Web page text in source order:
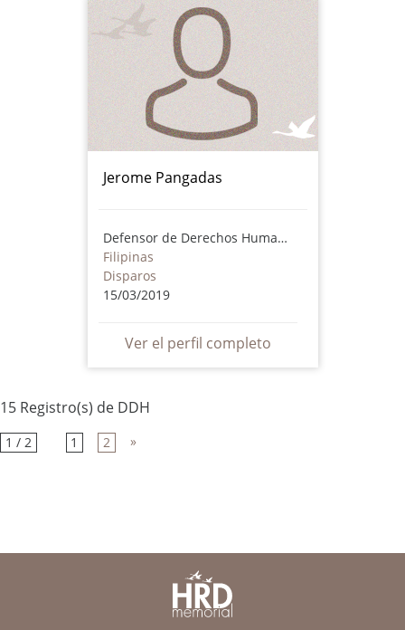
Jerome Pangadas
Defensor de Derechos Humanos
Filipinas
Disparos
15/03/2019
Ver el perfil completo
15 Registro(s) de DDH
1 / 2 1 2 »